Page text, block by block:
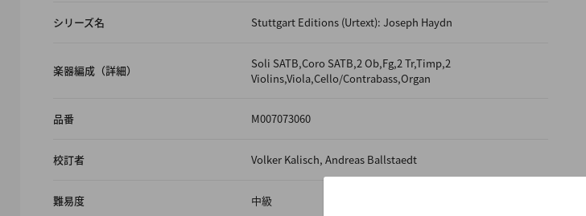
シリーズ名 Stuttgart Editions (Urtext): Joseph Haydn
楽器編成（詳細）
Soli SATB,Coro SATB,2 Ob,Fg,2 Tr,Timp,2
Violins,Viola,Cello/Contrabass,Organ
品番 M007073060
校訂者 Volker Kalisch, Andreas Ballstaedt
難易度 中級